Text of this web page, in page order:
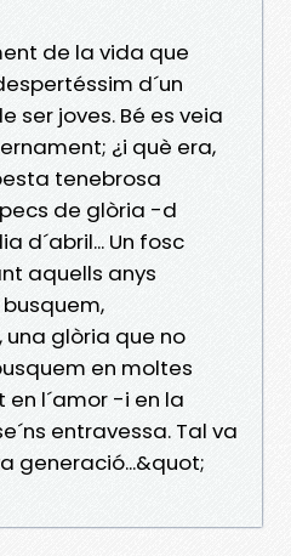
de la vida que
d´un
ser joves. Bé es veia
¿i què era,
tenebrosa
de glòria -d
d´abril... Un fosc
aquells anys
glòria que no
en moltes
l´amor -i en la
entravessa. Tal va
generació...&quot;